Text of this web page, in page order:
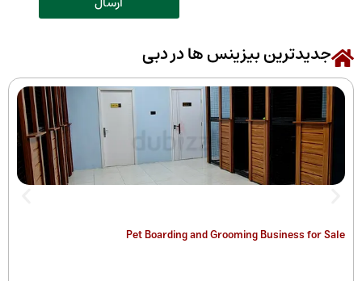
بیزینس ها در دبی
Pet Boarding and Grooming